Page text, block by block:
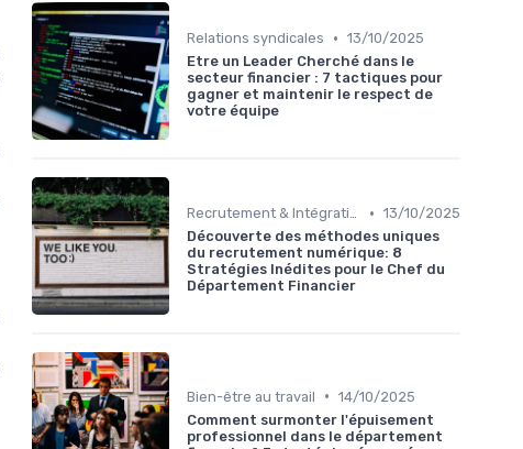
Relations syndicales • 13/10/2025
Etre un Leader Cherché dans le
secteur financier : 7 tactiques pour
gagner et maintenir le respect de
votre équipe
Recrutement & Intégration • 13/10/2025
Découverte des méthodes uniques
du recrutement numérique: 8
Stratégies Inédites pour le Chef du
Département Financier
Bien-être au travail • 14/10/2025
Comment surmonter l'épuisement
professionnel dans le département